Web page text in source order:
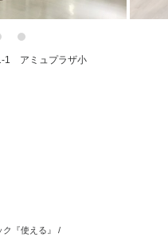
1 アミュプラザ小
『使える』